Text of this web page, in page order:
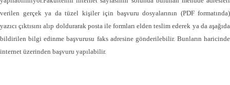
verilen gerçek ya da tüzel kişiler için başvuru dosyalarının (PDF formatında)
yazıcı çıktısını alıp doldurarak posta ile formları elden teslim ederek ya da aşağıda
bildirilen bilgi edinme başvurusu faks adresine gönderilebilir. Bunların haricinde
internet üzerinden başvuru yapılabilir.